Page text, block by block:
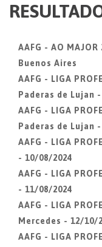
AAFG - AO
Buenos Aires
AAFG - LIGA
Paderas de Lujan
AAFG - LIGA
Paderas de Lujan
AAFG - LIGA
- 10/08/2024
AAFG - LIGA
- 11/08/2024
AAFG - LIGA
Mercedes - 12/10/
AAFG - LIGA